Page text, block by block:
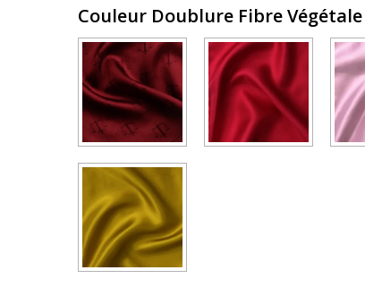
Couleur Doublure Fibre